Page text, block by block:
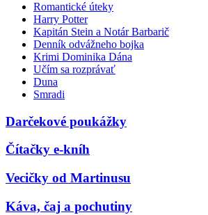
Romantické úteky
Harry Potter
Kapitán Stein a Notár Barbarič
Denník odvážneho bojka
Krimi Dominika Dána
Učím sa rozprávať
Duna
Smradi
Darčekové poukážky
Čítačky e-kníh
Vecičky od Martinusu
Káva, čaj a pochutiny